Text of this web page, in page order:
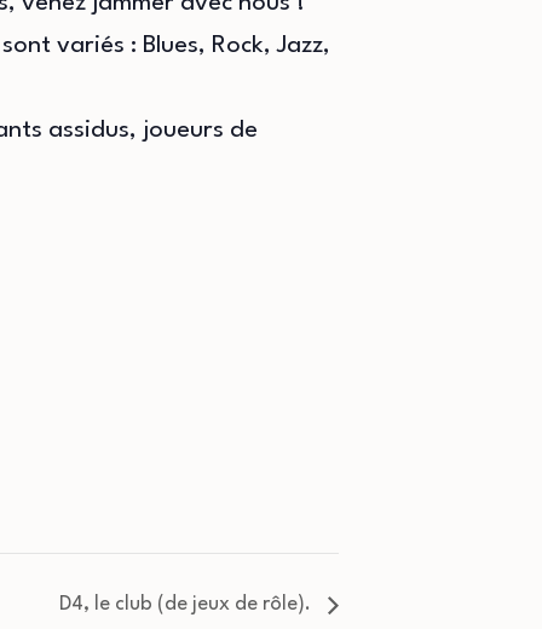
variés : Blues, Rock, Jazz,
assidus, joueurs de
D4, le club (de jeux de rôle).